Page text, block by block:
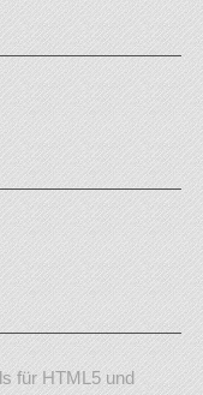
für HTML5 und